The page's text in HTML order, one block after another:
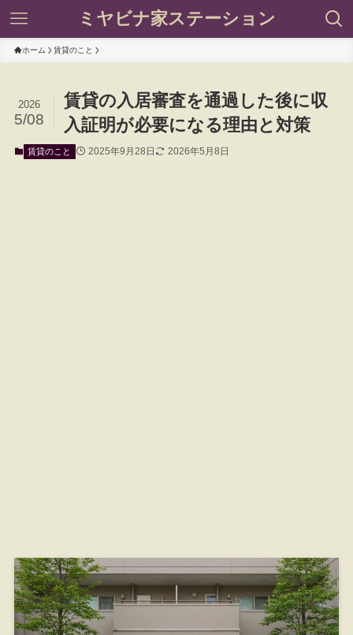
ミヤビナ家ステーション
ホーム 賃貸のこと
賃貸の入居審査を通過した後に収
入証明が必要になる理由と対策
2026
5/08
賃貸のこと 2025年9月28日 2026年5月8日